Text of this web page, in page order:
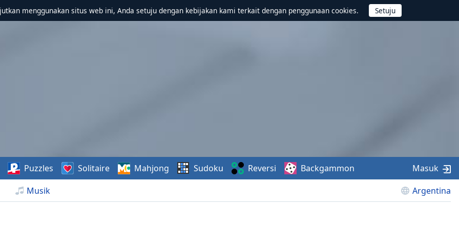
menggunakan situs web ini, Anda setuju dengan kebijakan kami terkait dengan penggunaan cookies.
Musik Argentina
Puzzles Solitaire Mahjong Sudoku Reversi Backgammon Masuk